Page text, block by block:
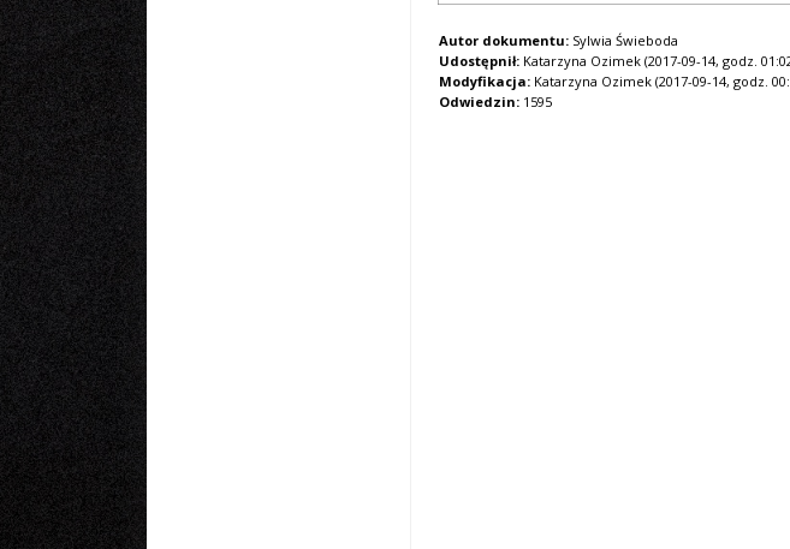
Autor dokumentu: Sylwia Świeboda
Udostępnił: Katarzyna Ozimek (2017-09-14, godz.
Modyfikacja: Katarzyna Ozimek (2017-09-14, godz.
Odwiedzin: 1595